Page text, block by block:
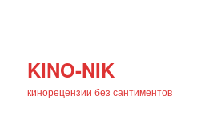
KINO-NIK
кинорецензии без сантиментов